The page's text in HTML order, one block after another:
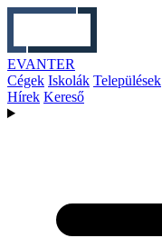
EVANTER
Cégek Iskolák Települések
Hírek Kereső